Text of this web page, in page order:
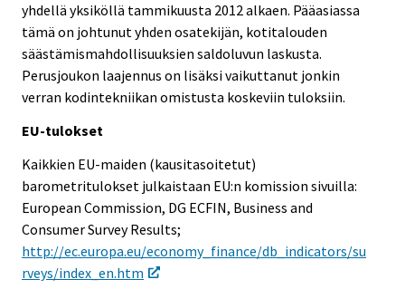
yhdellä yksiköllä tammikuusta 2012 alkaen. Pääasiassa
tämä on johtunut yhden osatekijän, kotitalouden
säästämismahdollisuuksien saldoluvun laskusta.
Perusjoukon laajennus on lisäksi vaikuttanut jonkin
verran kodintekniikan omistusta koskeviin tuloksiin.
EU-tulokset
Kaikkien EU-maiden (kausitasoitetut)
barometritulokset julkaistaan EU:n komission sivuilla:
European Commission, DG ECFIN, Business and
Consumer Survey Results;
http://ec.europa.eu/economy_finance/db_indicators/su
rveys/index_en.htm